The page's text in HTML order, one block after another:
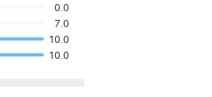
0.0
7.0
10.0
10.0